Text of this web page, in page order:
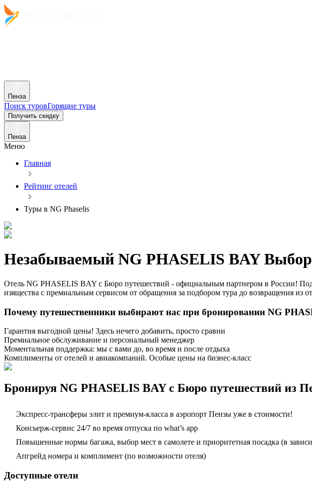
Пенза
Поиск туровГорящие туры
Получить скидку
Пенза
Меню
Главная
Рейтинг отелей
Туры в NG Phaselis
Незабываемый NG PHASELIS BAY
Отель NG PHASELIS BAY с Бюро путешествий - официальным партнером в России!
изящества с премиальным сервисом от обращения за подбором тура до возвращения из
Почему путешественники выбирают нас при бронировании NG
Гарантия выгодной цены! Здесь нечего добавить, просто сравни
Премиальное обслуживание и персональный менеджер
Моментальная поддержка: мы с вами до, во время и после отдыха
Комплименты от отелей и авиакомпаний. Особые цены на бизнес-класс
Бронируя NG PHASELIS BAY с Бюро путешествий из
Экспресс-трансферы элит и премиум-класса в аэропорт Пензы уже в стоимости!
Консьерж-сервис 24/7 во время отпуска по what’s app
Повышенные нормы багажа, выбор мест в самолете и приоритетная посадка (в
Апгрейд номера и комплимент (по возможности отеля)
Доступные отели